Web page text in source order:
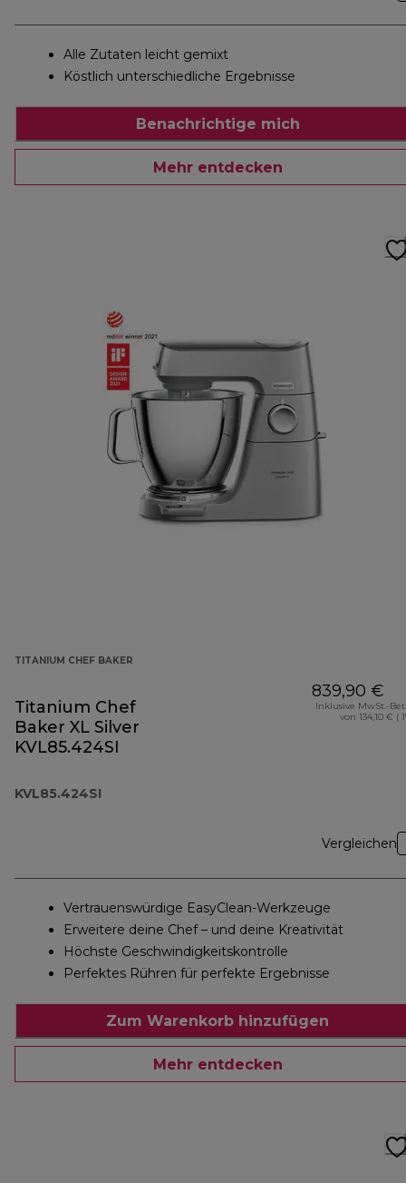
Alle Zutaten leicht gemixt
Köstlich unterschiedliche Ergebnisse
Benachrichtige mich
Mehr entdecken
TITANIUM CHEF BAKER
Titanium Chef
Baker XL Silver
KVL85.424SI
KVL85.424SI
839,90 €
Inklusive MwSt.-
von 134,10 € (
Vergleichen
Vertrauenswürdige EasyClean-Werkzeuge
Erweitere deine Chef – und deine Kreativität
Höchste Geschwindigkeitskontrolle
Perfektes Rühren für perfekte Ergebnisse
Zum Warenkorb hinzufügen
Mehr entdecken